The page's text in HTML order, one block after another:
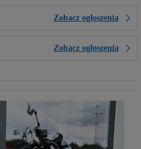
Zobacz ogłoszenia
Zobacz ogłoszenia